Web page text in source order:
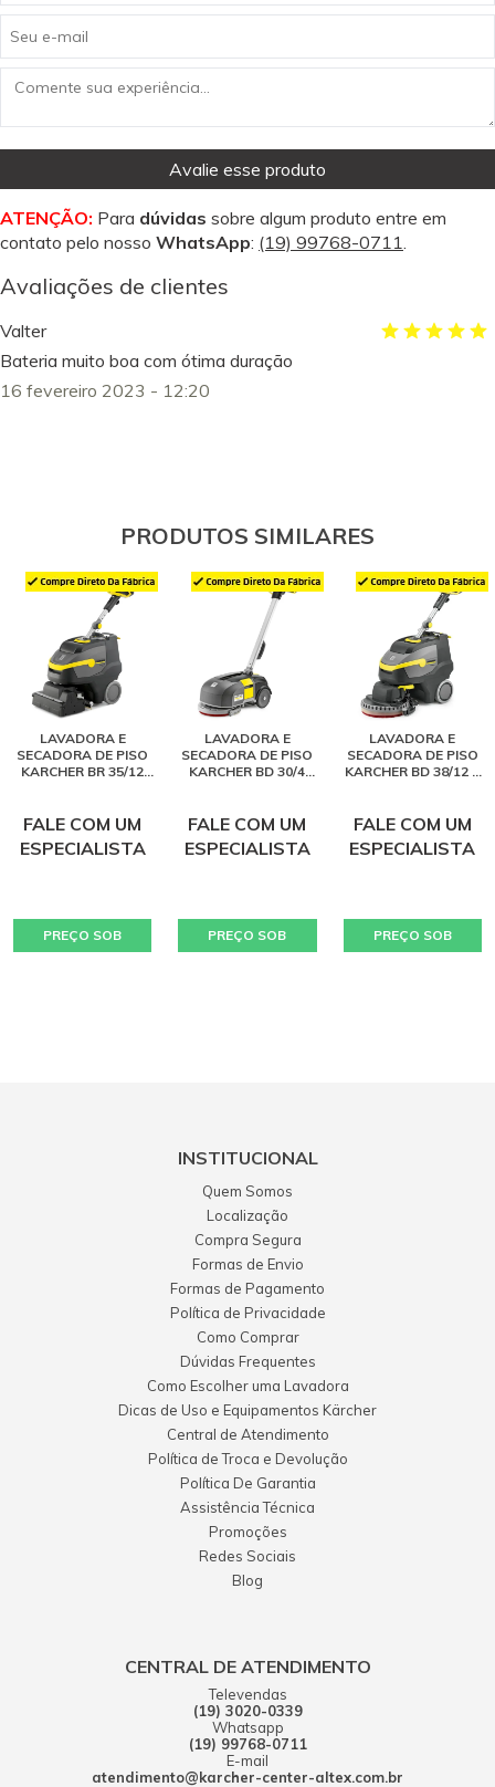
Avalie esse produto
ATENÇÃO: Para dúvidas sobre algum produto entre em
contato pelo nosso WhatsApp: (19) 99768-0711
Avaliações de clientes
Valter
Bateria muito boa com ótima duração
16 fevereiro 2023 - 12:20
PRODUTOS SIMILARES
LAVADORA E
SECADORA DE PISO
KARCHER BR 35/12
FALE COM UM
ESPECIALISTA
PREÇO SOB
LAVADORA E
SECADORA DE PISO
KARCHER BD 30/4
FALE COM UM
ESPECIALISTA
PREÇO SOB
LAVADORA E
SECADORA DE PISO
KARCHER BD 38/12 C
FALE COM UM
ESPECIALISTA
PREÇO SOB
INSTITUCIONAL
Quem Somos
Localização
Compra Segura
Formas de Envio
Formas de Pagamento
Política de Privacidade
Como Comprar
Dúvidas Frequentes
Como Escolher uma Lavadora
Dicas de Uso e Equipamentos Kärcher
Central de Atendimento
Política de Troca e Devolução
Política De Garantia
Assistência Técnica
Promoções
Redes Sociais
Blog
CENTRAL DE ATENDIMENTO
Televendas
(19) 3020-0339
Whatsapp
(19) 99768-0711
E-mail
atendimento@karcher-center-altex.com.br